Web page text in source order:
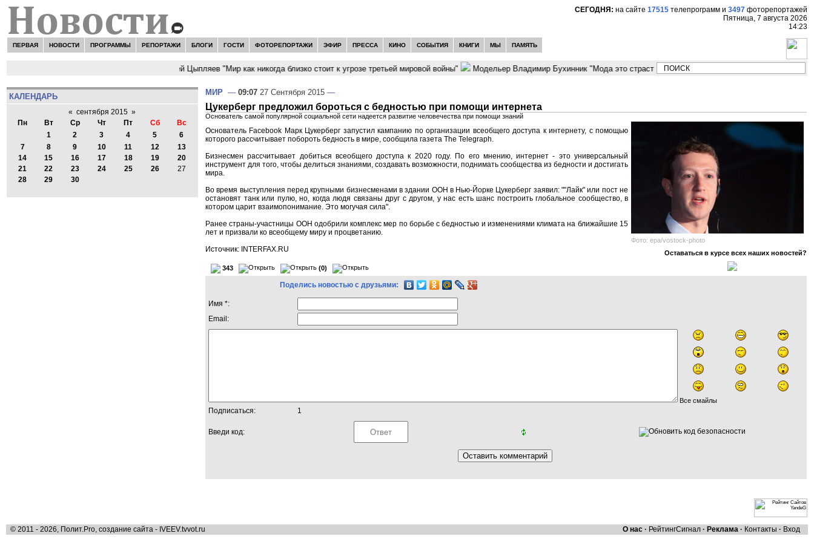
СЕГОДНЯ: на сайте 17515 телепрограмм и 3497 фоторепортажей
Пятница, 7 августа 2026
14:23
ПЕРВАЯ НОВОСТИ ПРОГРАММЫ РЕПОРТАЖИ БЛОГИ ГОСТИ ФОТОРЕПОРТАЖИ ЭФИР ПРЕССА КИНО СОБЫТИЯ КНИГИ МЫ ПАМЯТЬ
Сергей Цыпляев "Мир как никогда близко стоит к угрозе третьей мировой войны" Модельер Владимир Бухинник "Мода это страсть мужественных людей"
КАЛЕНДАРЬ
« сентября 2015 »
Пн
Вт Ср Чт Пт Сб
Вс
1
2 3 4 5
6
7
8 9 10 11 12
13
14
15 16 17 18 19
20
21
22 23 24 25 26
27
28
29 30
МИР — 09:07 27 Сентября 2015 —
Цукерберг предложил бороться с бедностью при помощи интернета
Основатель самой популярной социальной сети надеется развитие человечества при помощи знаний
Фото: epa/vostock-photo
Основатель Facebook Марк Цукерберг запустил кампанию по организации всеобщего доступа к интернету, с помощью
которого рассчитывает побороть бедность в мире, сообщила газета The Telegraph.
Бизнесмен рассчитывает добиться всеобщего доступа к 2020 году. По его мнению, интернет - это универсальный
инструмент для того, чтобы делиться знаниями, создавать возможности, поднимать сообщества из бедности и достигать
мира.
Во время выступления перед крупными бизнесменами в здании ООН в Нью-Йорке Цукерберг заявил: ""Лайк" или пост не
остановят танк или пулю, но, когда людя связаны друг с другом, у нас есть шанс построить глобальное сообщество, в
котором царит взаимопонимание. Это могучая сила".
Ранее страны-участницы ООН одобрили комплекс мер по борьбе с бедностью и изменениями климата на ближайшие 15
лет и призвали ко всеобщему миру и процветанию.
Источник: INTERFAX.RU
Оставаться в курсе всех наших новостей?
343 (0)
Поделись новостью с друзьями:
Имя *:
Email:
Все смайлы
Подписаться: 1
Введи код:
© 2011 - 2026, Полит.Pro, создание сайта - IVEEV.tvvot.ru О нас · РейтингСигнал · Реклама · Контакты · Вход